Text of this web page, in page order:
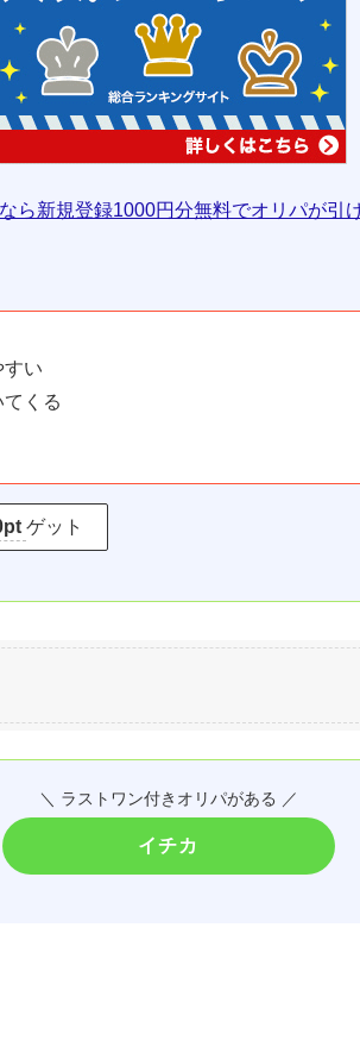
ら新規登録1000円分無料でオリパが引
すい
くる
ゲット
＼ ラストワン付きオリパがある ／
イチカ